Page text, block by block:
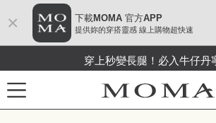
× 下載MOMA 官方APP
提供妳的穿搭靈感 線上購物超快速
✨穿對瞬間顯白！必買初秋流
穿上秒變長腿！必入牛仔丹
100％詢問💃網美人氣款跟著